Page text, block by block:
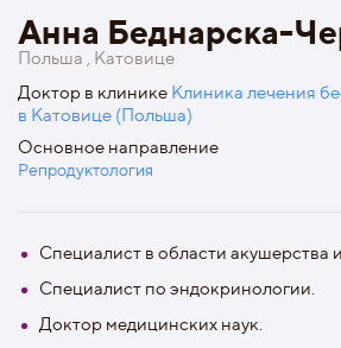
Анна Беднарска-
Польша , Катовице
Доктор в клинике Клиника лечения
в Катовице (Польша)
Основное направление
Репродуктология
Специалист в области акушерства
Специалист по эндокринологии.
Доктор медицинских наук.